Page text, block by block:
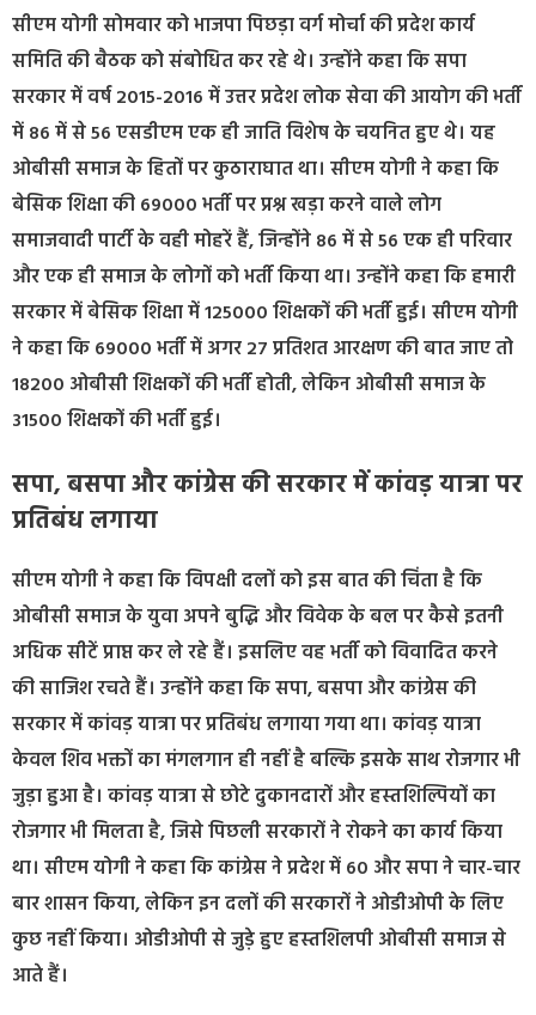
सीएम योगी सोमवार को भाजपा पिछड़ा वर्ग मोर्चा की प्रदेश कार्य
समिति की बैठक को संबोधित कर रहे थे। उन्होंने कहा कि सपा
सरकार में वर्ष 2015-2016 में उत्तर प्रदेश लोक सेवा की आयोग की भर्ती
में 86 में से 56 एसडीएम एक ही जाति विशेष के चयनित हुए थे। यह
ओबीसी समाज के हितों पर कुठाराघात था। सीएम योगी ने कहा कि
बेसिक शिक्षा की 69000 भर्ती पर प्रश्न खड़ा करने वाले लोग
समाजवादी पार्टी के वही मोहरें हैं, जिन्होंने 86 में से 56 एक ही परिवार
और एक ही समाज के लोगों को भर्ती किया था। उन्होंने कहा कि हमारी
सरकार में बेसिक शिक्षा में 125000 शिक्षकों की भर्ती हुई। सीएम योगी
ने कहा कि 69000 भर्ती में अगर 27 प्रतिशत आरक्षण की बात जाए तो
18200 ओबीसी शिक्षकों की भर्ती होती, लेकिन ओबीसी समाज के
31500 शिक्षकों की भर्ती हुई।
सपा, बसपा और कांग्रेस की सरकार में कांवड़ यात्रा पर
प्रतिबंध लगाया
सीएम योगी ने कहा कि विपक्षी दलों को इस बात की चिंता है कि
ओबीसी समाज के युवा अपने बुद्धि और विवेक के बल पर कैसे इतनी
अधिक सीटें प्राप्त कर ले रहे हैं। इसलिए वह भर्ती को विवादित करने
की साजिश रचते हैं। उन्होंने कहा कि सपा, बसपा और कांग्रेस की
सरकार में कांवड़ यात्रा पर प्रतिबंध लगाया गया था। कांवड़ यात्रा
केवल शिव भक्तों का मंगलगान ही नहीं है बल्कि इसके साथ रोजगार भी
जुड़ा हुआ है। कांवड़ यात्रा से छोटे दुकानदारों और हस्तशिल्पियों का
रोजगार भी मिलता है, जिसे पिछली सरकारों ने रोकने का कार्य किया
था। सीएम योगी ने कहा कि कांग्रेस ने प्रदेश में 60 और सपा ने चार-चार
बार शासन किया, लेकिन इन दलों की सरकारों ने ओडीओपी के लिए
कुछ नहीं किया। ओडीओपी से जुड़े हुए हस्तशिलपी ओबीसी समाज से
आते हैं।